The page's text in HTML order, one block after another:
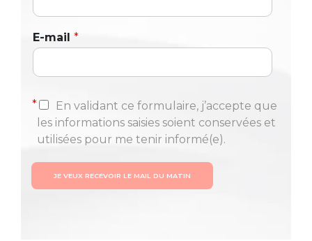
E-mail *
*
En validant ce formulaire, j’accepte que
les informations saisies soient conservées et
utilisées pour me tenir informé(e).
JE VEUX RECEVOIR LE MAIL DU MATIN